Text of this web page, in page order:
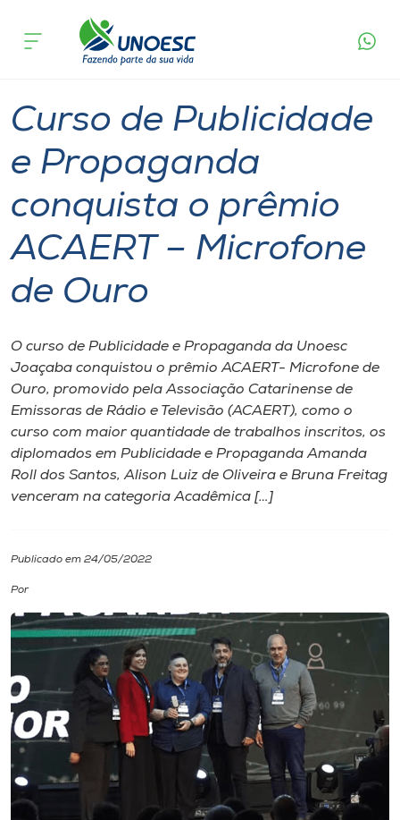
Cursos
Pesquisa
Atendimento ao Estudante
Portal de Ensino
Internacionalização
I.nova
Diplomados
Biblioteca
Editora
Rádio
Museu
acontece
Curso de Publicidade
e Propaganda
conquista o prêmio
ACAERT – Microfone
de Ouro
O curso de Publicidade e Propaganda da Unoesc
Joaçaba conquistou o prêmio ACAERT- Microfone de
Ouro, promovido pela Associação Catarinense de
Emissoras de Rádio e Televisão (ACAERT), como o
curso com maior quantidade de trabalhos inscritos, os
diplomados em Publicidade e Propaganda Amanda
Roll dos Santos, Alison Luiz de Oliveira e Bruna Freitag
venceram na categoria Acadêmica […]
Publicado em 24/05/2022
Por